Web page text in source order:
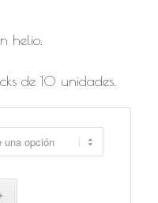
helio.
de 10 unidades.